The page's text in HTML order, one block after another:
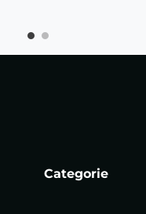
Categorie